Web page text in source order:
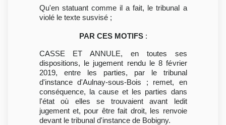
Qu'en statuant comme il a fait, le tribunal a
violé le texte susvisé ;
PAR CES MOTIFS:
CASSE ET ANNULE, en toutes ses
dispositions, le jugement rendu le 8 février
2019, entre les parties, par le tribunal
d'instance d'Aulnay-sous-Bois ; remet, en
conséquence, la cause et les parties dans
l'état où elles se trouvaient avant ledit
jugement et, pour être fait droit, les renvoie
devant le tribunal d'instance de Bobigny.